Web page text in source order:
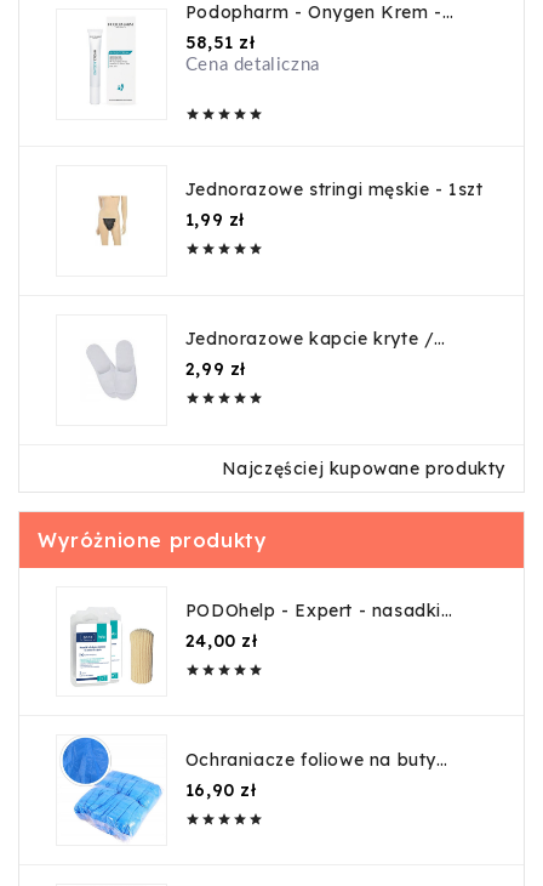
Podopharm - Onygen Krem -
20ml
58,51 złCena
Cena detaliczna
    
Jednorazowe stringi męskie - 1szt
1,99 zł
    
Jednorazowe kapcie kryte /
guma
2,99 zł
    
Najczęściej kupowane produkty
Wyróżnione produkty
PODOhelp - Expert - nasadki
tekstylno-żelowe na palec do
cięcia M E2M
24,00 złCena
    
Ochraniacze foliowe na buty
opak. 100szt
16,90 złCena
    